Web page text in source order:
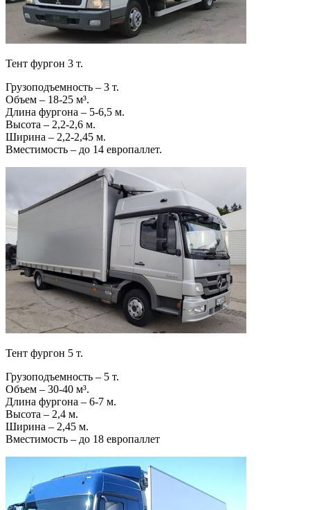
Тент фургон 3 т.
Грузоподъемность – 3 т.
Объем – 18-25 м³.
Длина фургона – 5-6,5 м.
Высота – 2,2-2,6 м.
Ширина – 2,2-2,45 м.
Вместимость – до 14 европаллет.
Тент фургон 5 т.
Грузоподъемность – 5 т.
Объем – 30-40 м³.
Длина фургона – 6-7 м.
Высота – 2,4 м.
Ширина – 2,45 м.
Вместимость – до 18 европаллет